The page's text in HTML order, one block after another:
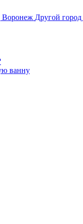
Воронеж Другой город
ванну